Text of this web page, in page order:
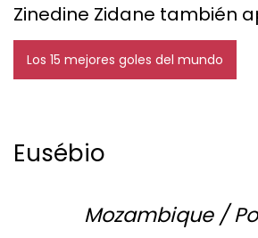
Zinedine Zidane también
Los 15 mejores goles del mundo
Eusébio
Mozambique /